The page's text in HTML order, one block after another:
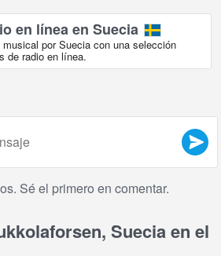
en línea en Suecia
por Suecia con una selección
de radio en línea.
Sé el primero en comentar.
Suecia en el